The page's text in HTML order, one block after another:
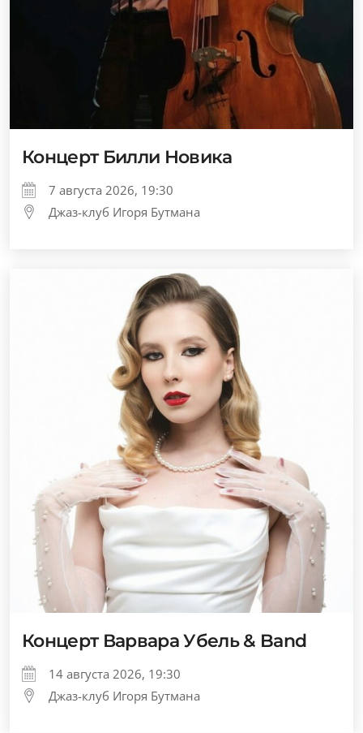
Концерт Билли Новика
7 августа 2026, 19:30
Джаз-клуб Игоря Бутмана
Концерт Варвара Убель & Band
14 августа 2026, 19:30
Джаз-клуб Игоря Бутмана